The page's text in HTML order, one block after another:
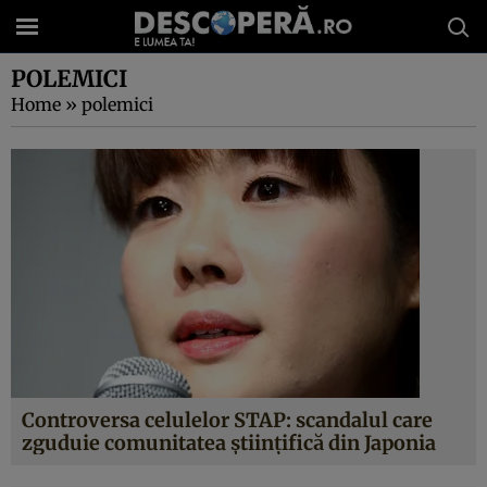
POLEMICI
Home » polemici
Controversa celulelor STAP: scandalul care
zguduie comunitatea ştiinţifică din Japonia